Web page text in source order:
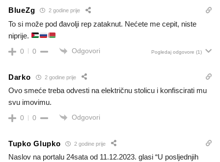
BlueZg 2 godine prije
To si može pod đavolji rep zataknut. Nećete me cepit, niste
niprije.
0 0 Odgovori Pogledaj odgovore (1)
Darko 2 godine prije
Ovo smeće treba odvesti na električnu stolicu i konfiscirati mu
svu imovimu.
0 0 Odgovori
Tupko Glupko 2 godine prije
Naslov na portalu 24sata od 11.12.2023. glasi “U posljednjih